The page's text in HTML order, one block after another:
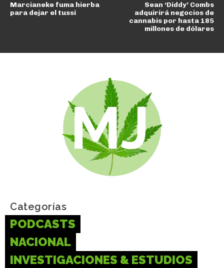
Marcianeke fuma hierba
para dejar el tussi
Sean ‘Diddy’ Combs
adquirirá negocios de
cannabis por hasta 185
millones de dólares
Categorías
PODCASTS
NACIONAL
INVESTIGACIONES & ESTUDIOS